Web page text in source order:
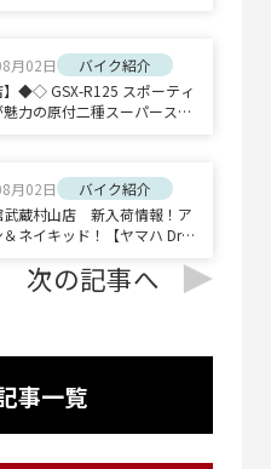
月02日
バイク紹介
】◆◇ GSX-R125 スポーティ
力の原付二種スーパースポ
月02日
バイク紹介
武蔵村山店 新入荷情報！ア
＆ネイキッド！【ヤマハ Drag
】
事一覧
次の記事へ